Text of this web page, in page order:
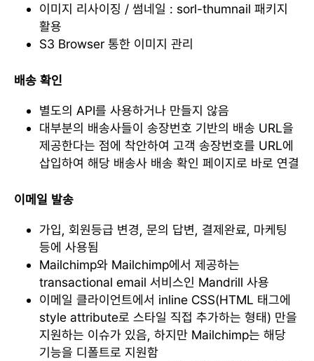
이미지 리사이징 / 썸네일 : sorl-thumnail 패키지
활용
S3 Browser 통한 이미지 관리
배송 확인
별도의 API를 사용하거나 만들지 않음
대부분의 배송사들이 송장번호 기반의 배송 URL을
제공한다는 점에 착안하여 고객 송장번호를 URL에
삽입하여 해당 배송사 배송 확인 페이지로 바로 연결
이메일 발송
가입, 회원등급 변경, 문의 답변, 결제완료, 마케팅
등에 사용됨
Mailchimp와 Mailchimp에서 제공하는
transactional email 서비스인 Mandrill 사용
이메일 클라이언트에서 inline CSS(HTML 태그에
style attribute로 스타일 직접 추가하는 형태) 만을
지원하는 이슈가 있음, 하지만 Mailchimp는 해당
기능을 디폴트로 지원함